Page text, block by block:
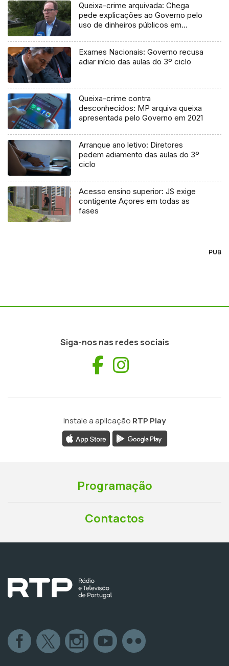
Queixa-crime arquivada: Chega
pede explicações ao Governo pelo
uso de dinheiros públicos em
Exames Nacionais: Governo recusa
adiar início das aulas do 3º ciclo
Queixa-crime contra
desconhecidos: MP arquiva queixa
apresentada pelo Governo em 2021
Arranque ano letivo: Diretores
pedem adiamento das aulas do 3º
ciclo
Acesso ensino superior: JS exige
contigente Açores em todas as
fases
PUB
Siga-nos nas redes sociais
Facebook
Instale a aplicação RTP Play
Programação
Contactos